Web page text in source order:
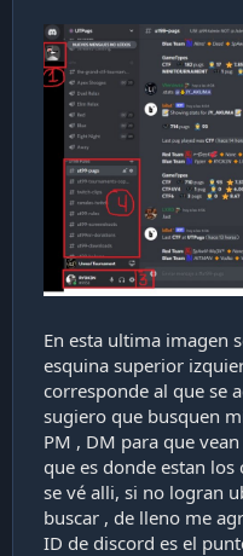
En esta ultima imagen
esquina superior
corresponde al que se
sugiero que busquen
PM , DM para que
que es donde estan
se vé alli, si no logran
buscar , de lleno me
ID de discord es el